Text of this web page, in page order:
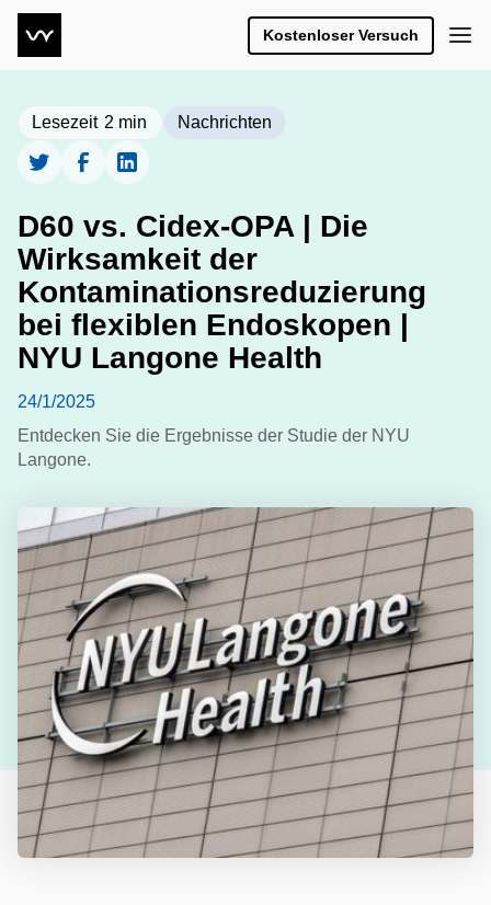
Kostenloser Versuch
Lesezeit 2 min Nachrichten
D60 vs. Cidex-OPA | Die
Wirksamkeit der
Kontaminationsreduzierung
bei flexiblen Endoskopen |
NYU Langone Health
24/1/2025
Entdecken Sie die Ergebnisse der Studie der NYU
Langone.